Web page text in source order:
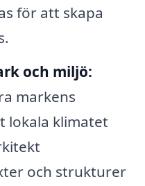
för att skapa
och miljö:
markens
lokala klimatet
och strukturer